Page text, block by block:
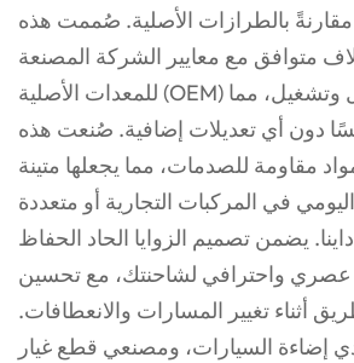
بالطرازات الأصلية. صُممت هذه
متوافق مع معايير الشركة المصنعة
للمعدات الأصلية (OEM) وموصلات توصيل وتشغيل، مما
دون أي تعديلات إضافية. صُنعت هذه
مقاومة للصدمات، مما يجعلها متينة
في المركبات التجارية أو متعددة
يضمن تصميم الزوايا الحاد الحفاظ
واحترافي لشاحنتك، مع تحسين
أثناء تغيير المسارات والانعطافات.
إضاءة السيارات، ومصنعي قطع غيار